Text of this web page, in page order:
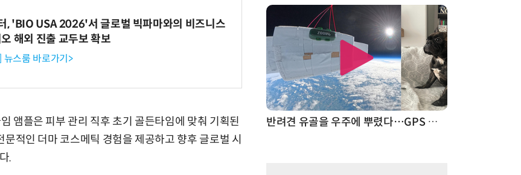
, 'BIO USA 2026'서 글로벌 빅파마와의 비즈니스
해외 진출 교두보 확보
뉴스룸 바로가기>
앰플은 피부 관리 직후 초기 골든타임에 맞춰 기획된
적인 더마 코스메틱 경험을 제공하고 향후 글로벌 시
.
헬기 착륙 방해한 염소 떼…양치기 개가 길 터줬다 반려견 유골을 우주에 뿌렸다…GPS 추적기로 회수까지 성공